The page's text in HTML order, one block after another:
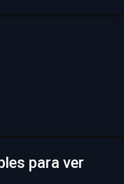
para ver